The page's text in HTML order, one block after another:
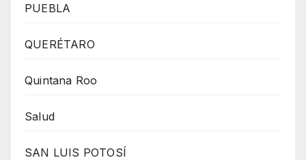
PUEBLA
QUERÉTARO
Quintana Roo
Salud
SAN LUIS POTOSÍ